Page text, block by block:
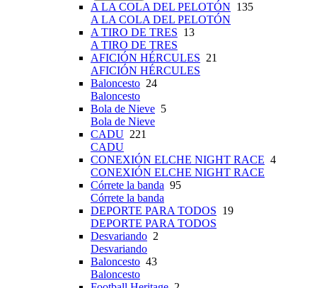
A LA COLA DEL PELOTÓN 135
A LA COLA DEL PELOTÓN
A TIRO DE TRES 13
A TIRO DE TRES
AFICIÓN HÉRCULES 21
AFICIÓN HÉRCULES
Baloncesto 24
Baloncesto
Bola de Nieve 5
Bola de Nieve
CADU 221
CADU
CONEXIÓN ELCHE NIGHT RACE 4
CONEXIÓN ELCHE NIGHT RACE
Córrete la banda 95
Córrete la banda
DEPORTE PARA TODOS 19
DEPORTE PARA TODOS
Desvariando 2
Desvariando
Baloncesto 43
Baloncesto